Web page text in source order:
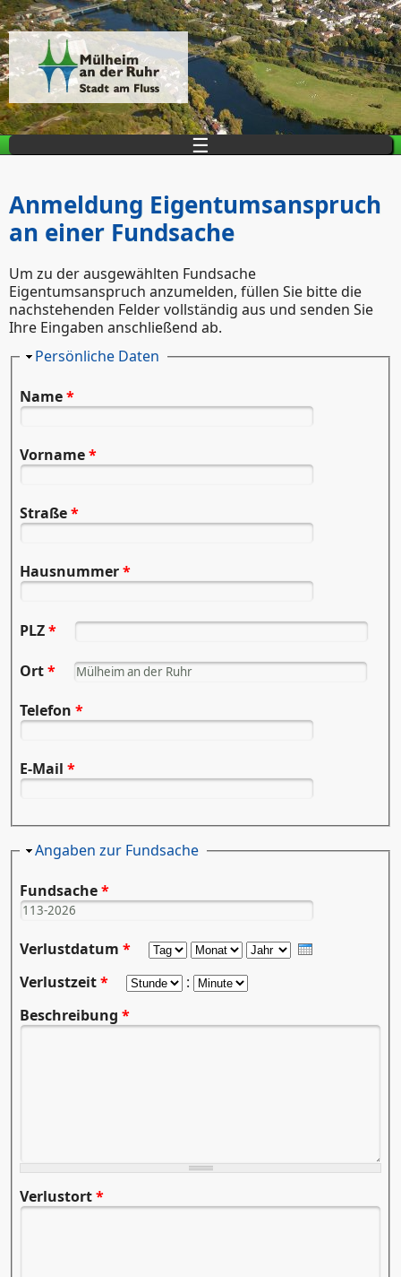
Direkt zum Inhalt
☰
Anmeldung Eigentumsanspruch
an einer Fundsache
Um zu der ausgewählten Fundsache
Eigentumsanspruch anzumelden, füllen Sie bitte die
nachstehenden Felder vollständig aus und senden Sie
Ihre Eingaben anschließend ab.
Ausblenden
Persönliche Daten
Name*
Vorname*
Straße*
Hausnummer*
PLZ*
Ort*
Telefon *
E-Mail *
Ausblenden
Angaben zur Fundsache
Fundsache*
Verlustdatum * Tag Monat Jahr
Verlustzeit* Stunde : Minute
Beschreibung *
Verlustort*